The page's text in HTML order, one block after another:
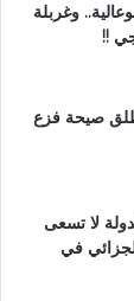
وغربلة
!!
صيحة فزع
لا تسعى
في